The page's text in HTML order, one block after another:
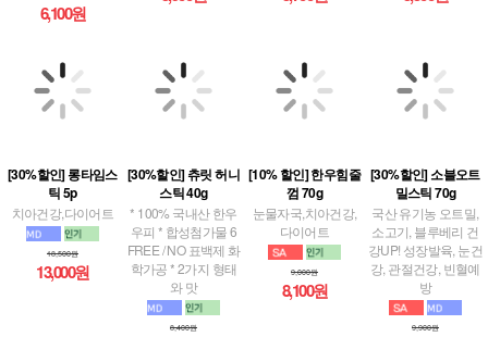
치아건강,다이어트
18,500원
13,000원
* 100% 국내산 한우
우피 * 합성첨가물 6
FREE / NO 표백제 화
학가공 * 2가지 형태
와 맛
8,400원
5,900원
눈물자국,치아건강,
다이어트
9,000원
8,100원
국산 유기농 오트밀,
소고기, 블루베리 건
강UP! 성장발육, 눈건
강, 관절건강, 빈혈예
방
9,900원
6,900원